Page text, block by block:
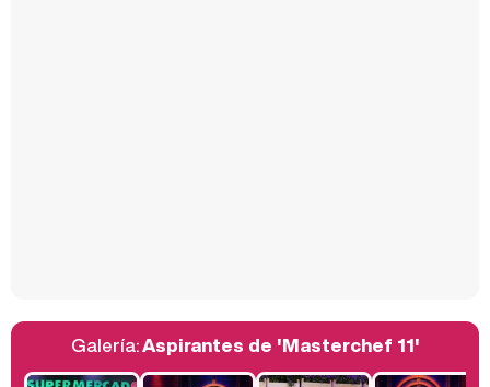
Galería:Aspirantes de 'Masterchef 11'